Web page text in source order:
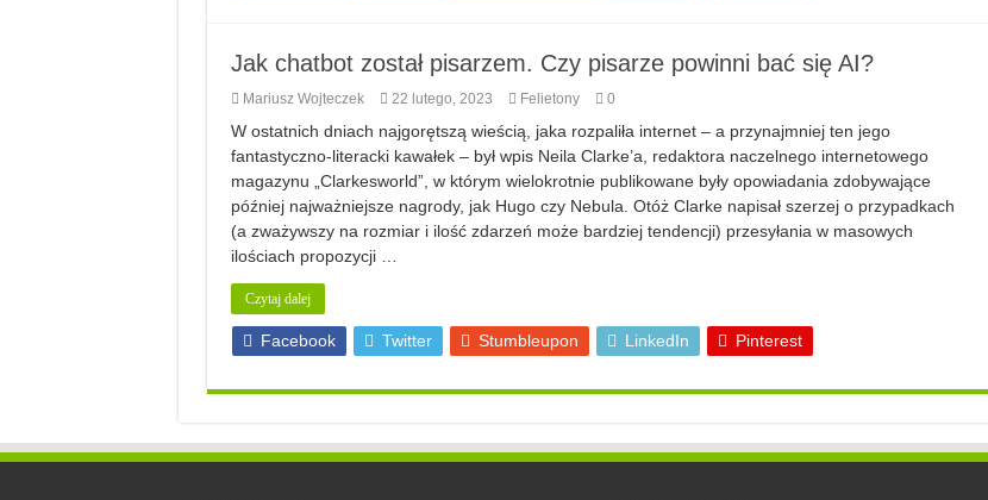
Jak chatbot został pisarzem. Czy pisarze powinni bać się AI?
Mariusz Wojteczek 22 lutego, 2023 Felietony 0
W ostatnich dniach najgorętszą wieścią, jaka rozpaliła internet – a przynajmniej ten jego
fantastyczno-literacki kawałek – był wpis Neila Clarke’a, redaktora naczelnego internetowego
magazynu „Clarkesworld”, w którym wielokrotnie publikowane były opowiadania zdobywające
później najważniejsze nagrody, jak Hugo czy Nebula. Otóż Clarke napisał szerzej o przypadkach
(a zważywszy na rozmiar i ilość zdarzeń może bardziej tendencji) przesyłania w masowych
ilościach propozycji …
Czytaj dalej
Facebook Twitter Stumbleupon LinkedIn Pinterest